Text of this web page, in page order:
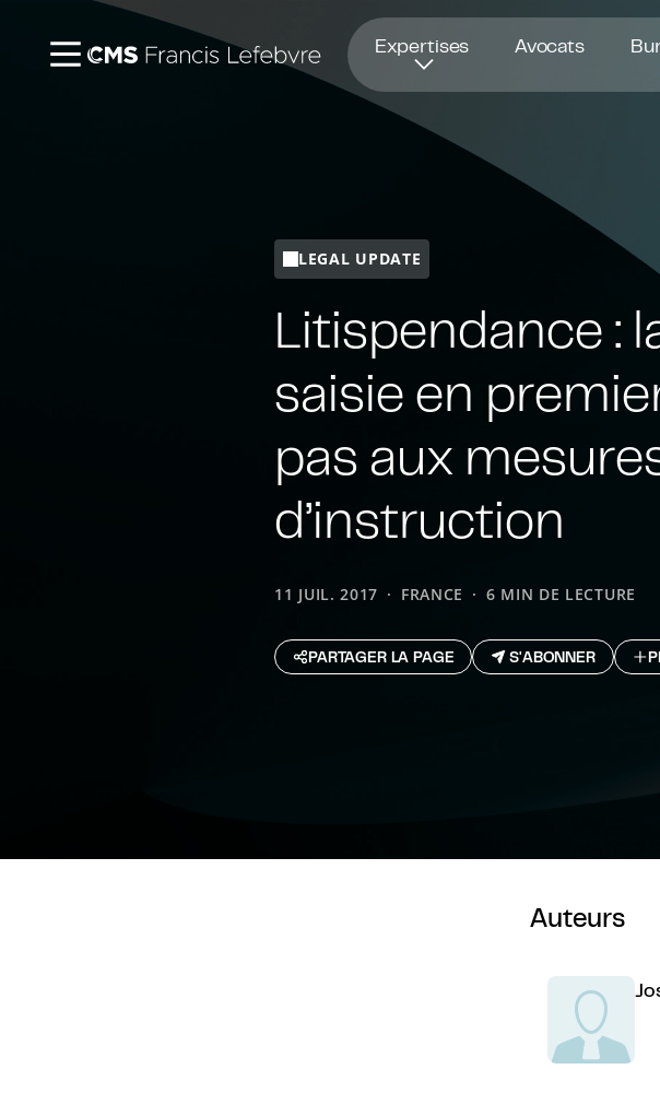
Expertises Avocats
LEGAL UPDATE
Litispendance :
saisie en
pas aux
d’instruction
11 JUIL. 2017 FRANCE 6 MIN DE LECTURE
PARTAGER LA PAGE S'ABONNER
Auteurs
Ouvre dans une nouvelle fenêtre